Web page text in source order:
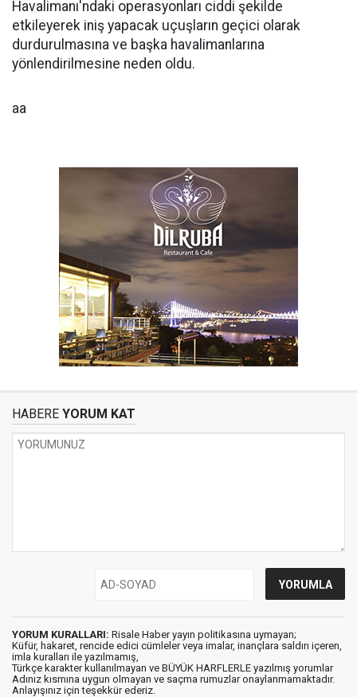
Havalimanı'ndaki operasyonları ciddi şekilde
etkileyerek iniş yapacak uçuşların geçici olarak
durdurulmasına ve başka havalimanlarına
yönlendirilmesine neden oldu.
aa
HABERE YORUM KAT
YORUM KURALLARI: Risale Haber yayın politikasına uymayan;
Küfür, hakaret, rencide edici cümleler veya imalar, inançlara saldırı içeren,
imla kuralları ile yazılmamış,
Türkçe karakter kullanılmayan ve BÜYÜK HARFLERLE yazılmış yorumlar
Adınız kısmına uygun olmayan ve saçma rumuzlar onaylanmamaktadır.
Anlayışınız için teşekkür ederiz.